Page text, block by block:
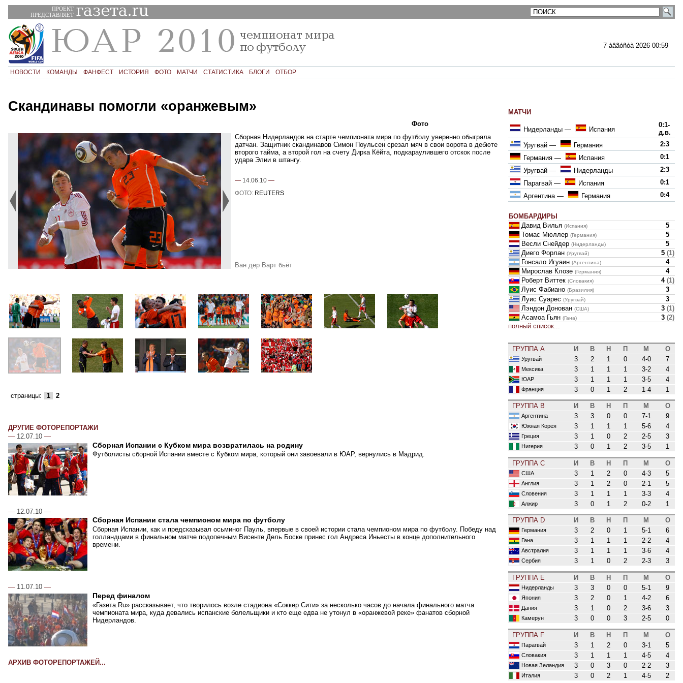
ПРОЕКТ
ПРЕДСТАВЛЯЕТ
7 àâãóñòà 2026 00:59
НОВОСТИ КОМАНДЫ ФАНФЕСТ ИСТОРИЯ ФОТО МАТЧИ СТАТИСТИКА БЛОГИ ОТБОР
Скандинавы помогли «оранжевым»
Фото
Сборная Нидерландов на старте чемпионата мира по футболу уверенно обыграла
датчан. Защитник скандинавов Симон Поульсен срезал мяч в свои ворота в дебюте
второго тайма, а второй гол на счету Дирка Кёйта, подкараулившего отскок после
удара Элии в штангу.
— 14.06.10 —
ФОТО: REUTERS
Ван дер Варт бьёт
страницы: 1 2
ДРУГИЕ ФОТОРЕПОРТАЖИ
— 12.07.10 —
Сборная Испании с Кубком мира возвратилась на родину
Футболисты сборной Испании вместе с Кубком мира, который они завоевали в ЮАР, вернулись в Мадрид.
— 12.07.10 —
Сборная Испании стала чемпионом мира по футболу
Сборная Испании, как и предсказывал осьминог Пауль, впервые в своей истории стала чемпионом мира по футболу. Победу над
голландцами в финальном матче подопечным Висенте Дель Боске принес гол Андреса Иньесты в конце дополнительного
времени.
— 11.07.10 —
Перед финалом
«Газета.Ru» рассказывает, что творилось возле стадиона «Соккер Сити» за несколько часов до начала финального матча
чемпионата мира, куда девались испанские болельщики и кто еще едва не утонул в «оранжевой реке» фанатов сборной
Нидерландов.
АРХИВ ФОТОРЕПОРТАЖЕЙ...
МАТЧИ
Нидерланды — Испания
0:1-
д.в.
Уругвай — Германия
2:3
Германия — Испания
0:1
Уругвай — Нидерланды
2:3
Парагвай — Испания
0:1
Аргентина— Германия 0:4
БОМБАРДИРЫ
Давид Вилья (Испания)
5
Томас Мюллер (Германия)
5
Весли Снейдер (Нидерланды)
5
Диего Форлан (Уругвай) 5 (1)
Гонсало Игуаин (Аргентина)
4
Мирослав Клозе (Германия)
4
Роберт Виттек (Словакия) 4 (1)
Луис Фабиано (Бразилия)
3
Луис Суарес (Уругвай)
3
Лэндон Донован (США) 3 (1)
Асамоа Гьян (Гана) 3 (2)
полный список...
ГРУППА A И В Н П М О
Уругвай 3 2 1 0 4-0 7
Мексика 3 1 1 1 3-2 4
ЮАР 3 1 1 1 3-5 4
Франция 3 0 1 2 1-4 1
ГРУППА B И В Н П М О
Аргентина 3 3 0 0 7-1 9
Южная Корея 3 1 1 1 5-6 4
Греция 3 1 0 2 2-5 3
Нигерия 3 0 1 2 3-5 1
ГРУППА C И В Н П М О
США 3 1 2 0 4-3 5
Англия 3 1 2 0 2-1 5
Словения 3 1 1 1 3-3 4
Алжир 3 0 1 2 0-2 1
ГРУППА D И В Н П М О
Германия 3 2 0 1 5-1 6
Гана 3 1 1 1 2-2 4
Австралия 3 1 1 1 3-6 4
Сербия 3 1 0 2 2-3 3
ГРУППА E И В Н П М О
Нидерланды 3 3 0 0 5-1 9
Япония 3 2 0 1 4-2 6
Дания 3 1 0 2 3-6 3
Камерун 3 0 0 3 2-5 0
ГРУППА F И В Н П М О
Парагвай 3 1 2 0 3-1 5
Словакия 3 1 1 1 4-5 4
Новая Зеландия 3 0 3 0 2-2 3
Италия 3 0 2 1 4-5 2